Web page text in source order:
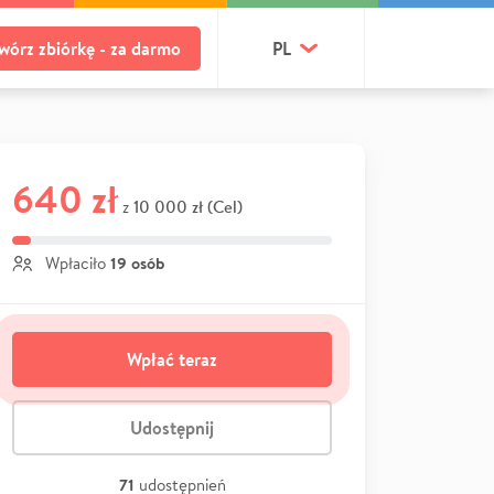
zbiórkę - za darmo PL
640 zł z 10 000 zł (Cel)
Wpłaciło 19 osób
Wpłać teraz
Udostępnij
71 udostępnień